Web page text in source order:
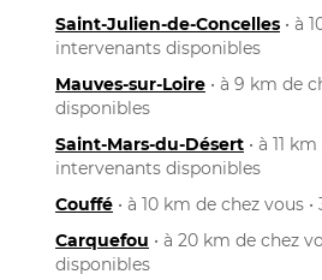
Saint-Julien-de-Concelles • à
intervenants disponibles
Mauves-sur-Loire • à 9 km de
disponibles
Saint-Mars-du-Désert • à 11
intervenants disponibles
Couffé • à 10 km de chez vous
Carquefou • à 20 km de chez
disponibles